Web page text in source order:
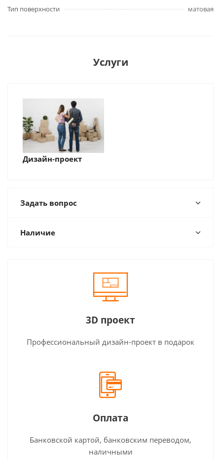
Тип поверхности
матовая
Услуги
Дизайн-проект
Задать вопрос
Наличие
3D проект
Профессиональный дизайн-проект в подарок
Оплата
Банковской картой, банковским переводом,
наличными